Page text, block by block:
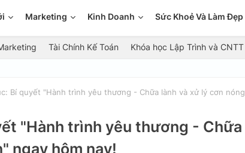
Marketing Kinh Doanh Sức Khoẻ Và Làm Đẹp
Tài Chính Kế Toán Khóa học Lập Trình và CNTT
Bí quyết "Hành trình yêu thương - Chữa lành và xử lý cơn nóng
"Hành trình yêu thương - Chữa
ngay hôm nay!